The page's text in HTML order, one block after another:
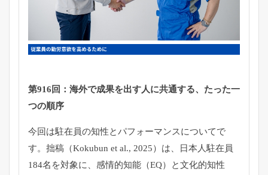
第916回：海外で成果を出す人に共通する、たった一
つの順序
今回は駐在員の知性とパフォーマンスについてで
す。拙稿（Kokubun et al., 2025）は、日本人駐在員
184名を対象に、感情的知能（EQ）と文化的知性